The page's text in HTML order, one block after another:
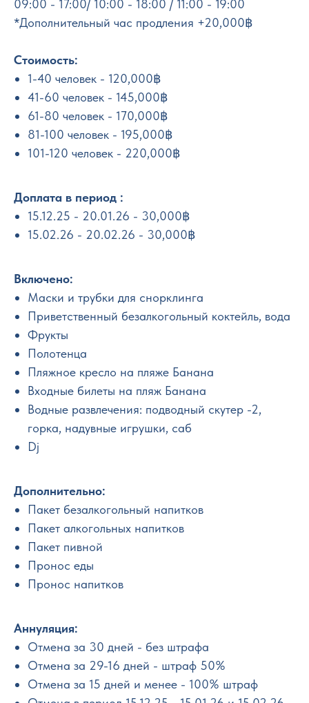
09:00 - 17:00/ 10:00 - 18:00 / 11:00 - 19:00
*Дополнительный час продления +20,000฿
Стоимость:
1-40 человек - 120,000฿
41-60 человек - 145,000฿
61-80 человек - 170,000฿
81-100 человек - 195,000฿
101-120 человек - 220,000฿
Доплата в период :
15.12.25 - 20.01.26 - 30,000฿
15.02.26 - 20.02.26 - 30,000฿
Включено:
Маски и трубки для снорклинга
Приветственный безалкогольный коктейль, вода
Фрукты
Полотенца
Пляжное кресло на пляже Банана
Входные билеты на пляж Банана
Водные развлечения: подводный скутер -2,
горка, надувные игрушки, саб
Dj
Дополнительно:
Пакет безалкогольный напитков
Пакет алкогольных напитков
Пакет пивной
Пронос еды
Пронос напитков
Аннуляция:
Отмена за 30 дней - без штрафа
Отмена за 29-16 дней - штраф 50%
Отмена за 15 дней и менее - 100% штраф